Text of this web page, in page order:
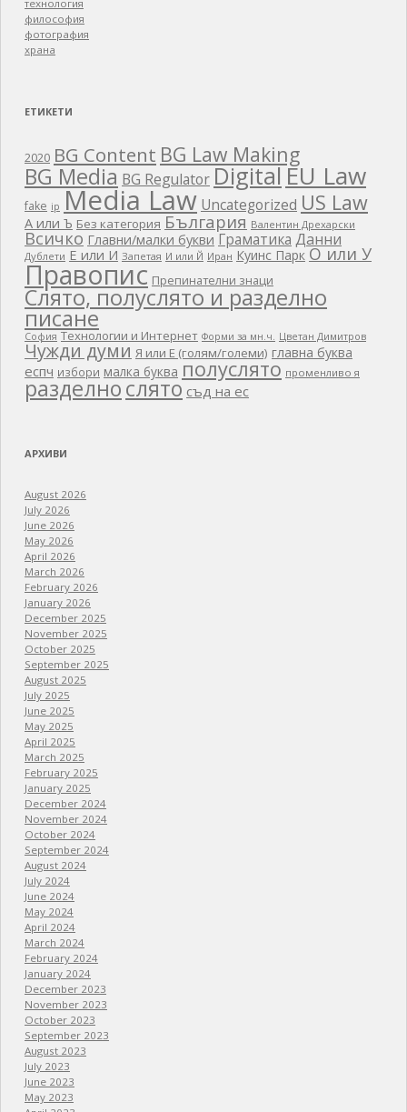
технология
философия
фотография
храна
ЕТИКЕТИ
2020 BG Content BG Law Making
BG Media BG RegulatorDigitalEU Law
fake ip Media Law Uncategorized US Law
А или Ъ Без категория България Валентин Дрехарски
Всичко Главни/малки букви Граматика Данни
Дублети Е или И Запетая И или Й Иран Куинс Парк О или У
Правопис Препинателни знаци
Слято, полуслято и разделно
писане
София Технологии и Интернет Форми за мн.ч. Цветан Димитров
Чужди думи Я или Е (голям/големи) главна буква
еспч избори малка буква полуслято променливо я
разделнослято съд на ес
АРХИВИ
August 2026
July 2026
June 2026
May 2026
April 2026
March 2026
February 2026
January 2026
December 2025
November 2025
October 2025
September 2025
August 2025
July 2025
June 2025
May 2025
April 2025
March 2025
February 2025
January 2025
December 2024
November 2024
October 2024
September 2024
August 2024
July 2024
June 2024
May 2024
April 2024
March 2024
February 2024
January 2024
December 2023
November 2023
October 2023
September 2023
August 2023
July 2023
June 2023
May 2023